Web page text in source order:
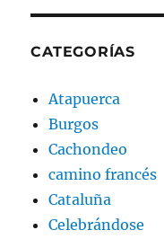
CATEGORÍAS
Atapuerca
Burgos
Cachondeo
camino francés
Cataluña
Celebrándose